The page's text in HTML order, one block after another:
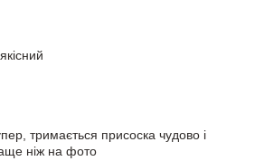
тримається присоска чудово і
ніж на фото